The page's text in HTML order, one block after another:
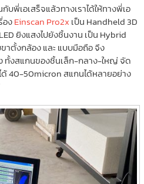
บพี่เอเสร็จแล้วทางเราได้ให้ทางพี่เอ
องEinscan Pro2x เป็น Handheld 3D
ยิงแสงไปยังชิ้นงาน เป็น Hybrid
าตั้งกล้อง และ แบบมือถือ จึง
ทั้งสแกนของชิ้นเล็ก-กลาง-ใหญ่ จัด
40-50micron สแกนได้หลายอย่าง